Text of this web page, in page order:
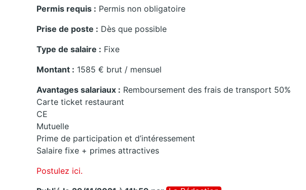
Permis requis : Permis non obligatoire
Prise de poste : Dès que possible
Type de salaire : Fixe
Montant : 1585 € brut / mensuel
Avantages salariaux : Remboursement des frais de transport 50%
Carte ticket restaurant
CE
Mutuelle
Prime de participation et d’intéressement
Salaire fixe + primes attractives
Postulez ici.